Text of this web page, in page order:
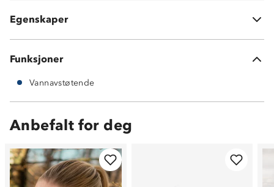
Egenskaper
Vedlikehold: bør rengjøres og impregneres jevnlig
Funksjoner
Vannavstøtende
Anbefalt for deg